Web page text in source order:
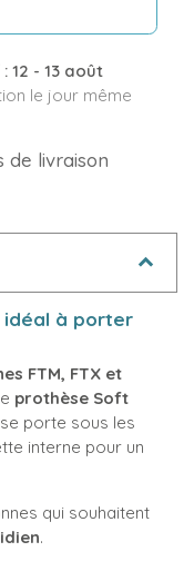
: 12 - 13 août
le jour même
de livraison
idéal à porter
FTM, FTX et
prothèse Soft
porte sous les
interne pour un
qui souhaitent
.